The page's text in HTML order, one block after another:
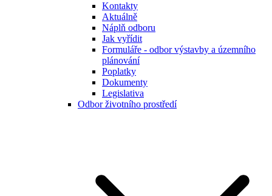
Kontakty
Aktuálně
Náplň odboru
Jak vyřídit
Formuláře - odbor výstavby a územního
plánování
Poplatky
Dokumenty
Legislativa
Odbor životního prostředí